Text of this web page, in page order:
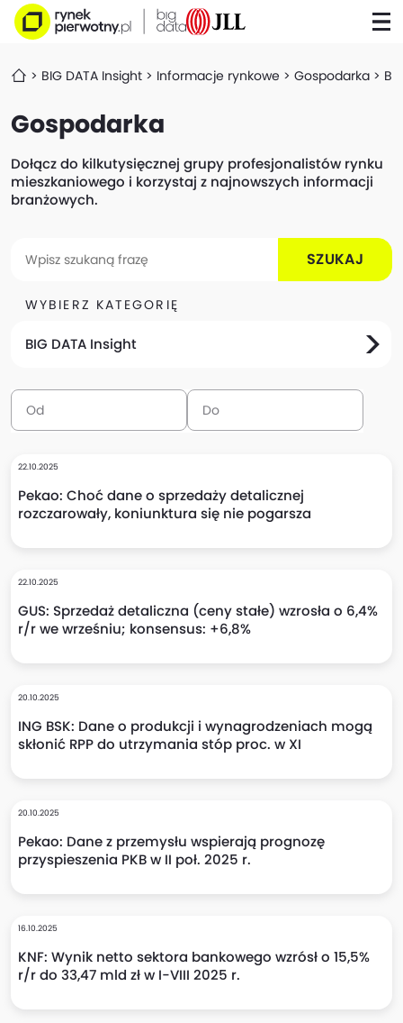
BIG DATA Insight Informacje rynkowe Gospodarka
Gospodarka
Dołącz do kilkutysięcznej grupy profesjonalistów rynku
mieszkaniowego i korzystaj z najnowszych informacji
branżowych.
SZUKAJ
WYBIERZ KATEGORIĘ
BIG DATA Insight
22.10.2025
Pekao: Choć dane o sprzedaży detalicznej
rozczarowały, koniunktura się nie pogarsza
22.10.2025
GUS: Sprzedaż detaliczna (ceny stałe) wzrosła o 6,4%
r/r we wrześniu; konsensus: +6,8%
20.10.2025
ING BSK: Dane o produkcji i wynagrodzeniach mogą
skłonić RPP do utrzymania stóp proc. w XI
20.10.2025
Pekao: Dane z przemysłu wspierają prognozę
przyspieszenia PKB w II poł. 2025 r.
16.10.2025
KNF: Wynik netto sektora bankowego wzrósł o 15,5%
r/r do 33,47 mld zł w I-VIII 2025 r.